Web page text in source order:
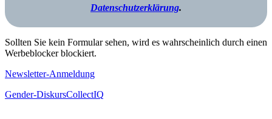
Datenschutzerklärung.
Sollten Sie kein Formular sehen, wird es wahrscheinlich durch einen
Werbeblocker blockiert.
Newsletter-Anmeldung
Gender-DiskursCollectIQ